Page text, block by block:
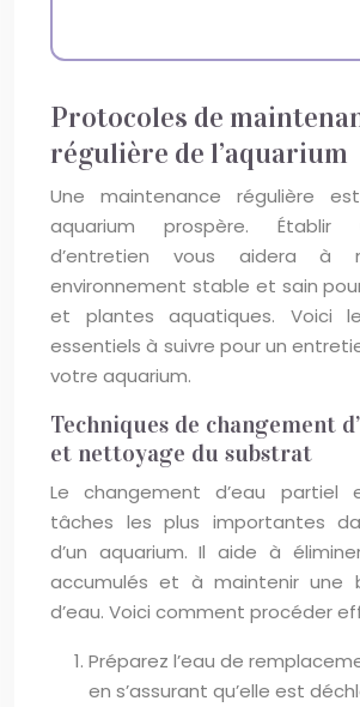
Protocoles de
régulière de l’aquarium
Une maintenance régulière
aquarium prospère. Établir
d’entretien vous aidera à
environnement stable et sain
et plantes aquatiques. Voici
essentiels à suivre pour un
votre aquarium.
Techniques de changement
et nettoyage du substrat
Le changement d’eau partiel
tâches les plus importantes
d’un aquarium. Il aide à
accumulés et à maintenir une
d’eau. Voici comment procéder
Préparez l’eau de
en s’assurant qu’elle est